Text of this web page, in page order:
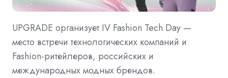
UPGRADE организует IV Fashion Tech Day —
место встречи технологических компаний и
Fashion-ритейлеров, российских и
международных модных брендов.